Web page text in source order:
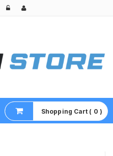
Shopping Cart ( 0 )